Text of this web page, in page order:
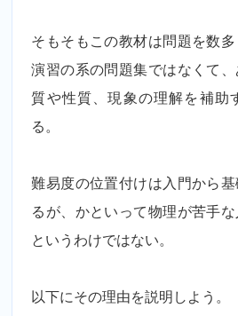
そもそもこの教材は問題を数
演習の系の問題集ではなくて
質や性質、現象の理解を補助
る。
難易度の位置付けは入門から
るが、かといって物理が苦手
というわけではない。
以下にその理由を説明しよう。